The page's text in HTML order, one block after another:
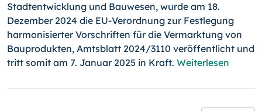
Stadtentwicklung und Bauwesen, wurde am 18.
Dezember 2024 die EU-Verordnung zur Festlegung
harmonisierter Vorschriften für die Vermarktung von
Bauprodukten, Amtsblatt 2024/3110 veröffentlicht und
tritt somit am 7. Januar 2025 in Kraft. Weiterlesen